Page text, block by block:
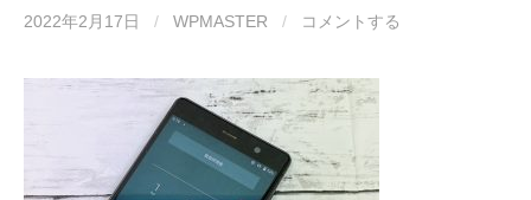
2022年2月17日 / WPMASTER / コメントする